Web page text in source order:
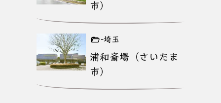
市）
-埼玉
浦和斎場（さいたま
市）